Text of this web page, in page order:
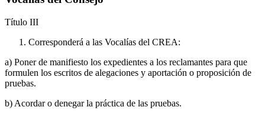
Título III
Corresponderá a las Vocalías del CREA:
a) Poner de manifiesto los expedientes a los reclamantes para que
formulen los escritos de alegaciones y aportación o proposición de
pruebas.
b) Acordar o denegar la práctica de las pruebas.